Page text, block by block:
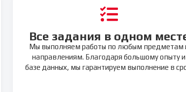
Все задания в одном
Мы выполняем работы по любым предметам
направлениям. Благодаря большому опыту и
базе данных, мы гарантируем выполнение в